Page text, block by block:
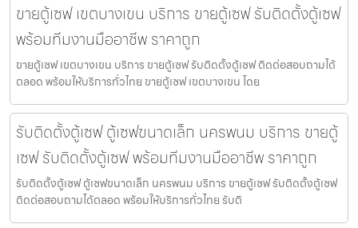
ขายตู้เซฟ เขตบางเขน บริการ ขายตู้เซฟ รับติดตั้งตู้เซฟ
พร้อมทีมงานมืออาชีพ ราคาถูก
ขายตู้เซฟ เขตบางเขน บริการ ขายตู้เซฟ รับติดตั้งตู้เซฟ ติดต่อสอบถามได้
ตลอด พร้อมให้บริการทั่วไทย ขายตู้เซฟ เขตบางเขน โดย
รับติดตั้งตู้เซฟ ตู้เซฟขนาดเล็ก นครพนม บริการ ขายตู้
เซฟ รับติดตั้งตู้เซฟ พร้อมทีมงานมืออาชีพ ราคาถูก
รับติดตั้งตู้เซฟ ตู้เซฟขนาดเล็ก นครพนม บริการ ขายตู้เซฟ รับติดตั้งตู้เซฟ
ติดต่อสอบถามได้ตลอด พร้อมให้บริการทั่วไทย รับติ